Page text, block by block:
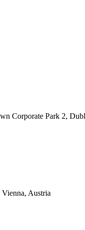
Corporate Park 2,
Austria